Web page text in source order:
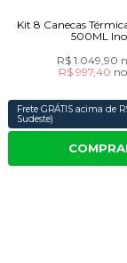
Kit 8 Canecas
500ML
R$ 1.049,90
R$ 997,40 no
Frete GRÁTIS acima de
Sudeste)